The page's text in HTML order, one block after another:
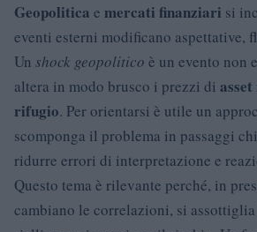
Geopolitica e mercati finanziari si
eventi esterni modificano aspettative,
Un shock geopolitico è un evento non
altera in modo brusco i prezzi di
rifugio. Per orientarsi è utile un
scomponga il problema in passaggi
ridurre errori di interpretazione e
Questo tema è rilevante perché, in
cambiano le correlazioni, si